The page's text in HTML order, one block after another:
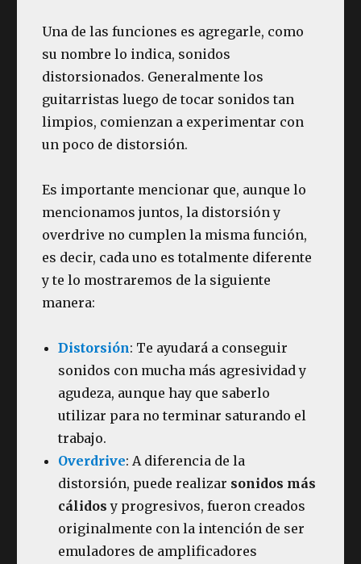
Una de las funciones es agregarle, como
su nombre lo indica, sonidos
distorsionados. Generalmente los
guitarristas luego de tocar sonidos tan
limpios, comienzan a experimentar con
un poco de distorsión.
Es importante mencionar que, aunque lo
mencionamos juntos, la distorsión y
overdrive no cumplen la misma función,
es decir, cada uno es totalmente diferente
y te lo mostraremos de la siguiente
manera:
Distorsión: Te ayudará a conseguir
sonidos con mucha más agresividad y
agudeza, aunque hay que saberlo
utilizar para no terminar saturando el
trabajo.
Overdrive: A diferencia de la
distorsión, puede realizar sonidos más
cálidos y progresivos, fueron creados
originalmente con la intención de ser
emuladores de amplificadores